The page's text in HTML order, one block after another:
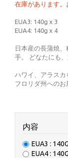
在庫があります
EUA3: 140g x 3
EUA4: 140g x 4
日本産の長蒲焼
手。 どなたにも
ハワイ、アラスカ
フロリダ州へのお
内容
EUA3 :
EUA4 :